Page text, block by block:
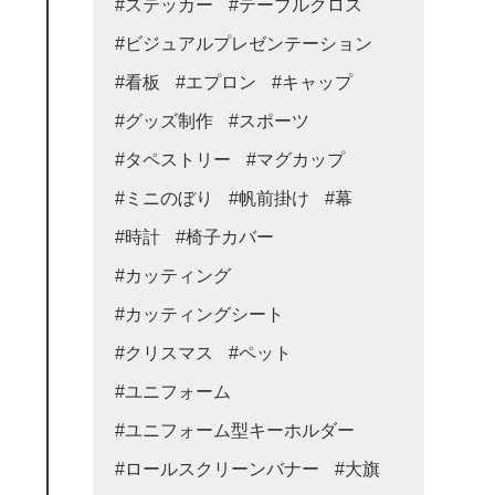
#ステッカー #テーブルクロス
#ビジュアルプレゼンテーション
#看板 #エプロン #キャップ
#グッズ制作 #スポーツ
#タペストリー #マグカップ
#ミニのぼり #帆前掛け #幕
#時計 #椅子カバー
#カッティング
#カッティングシート
#クリスマス #ペット
#ユニフォーム
#ユニフォーム型キーホルダー
#ロールスクリーンバナー #大旗